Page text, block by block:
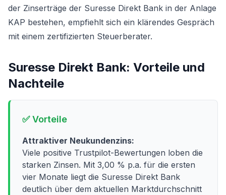
der Zinserträge der Suresse Direkt Bank in der Anlage
KAP bestehen, empfiehlt sich ein klärendes Gespräch
mit einem zertifizierten Steuerberater.
Suresse Direkt Bank: Vorteile und
Nachteile
✅ Vorteile
Attraktiver Neukundenzins:
Viele positive Trustpilot-Bewertungen loben die
starken Zinsen. Mit 3,00 % p.a. für die ersten
vier Monate liegt die Suresse Direkt Bank
deutlich über dem aktuellen Marktdurchschnitt